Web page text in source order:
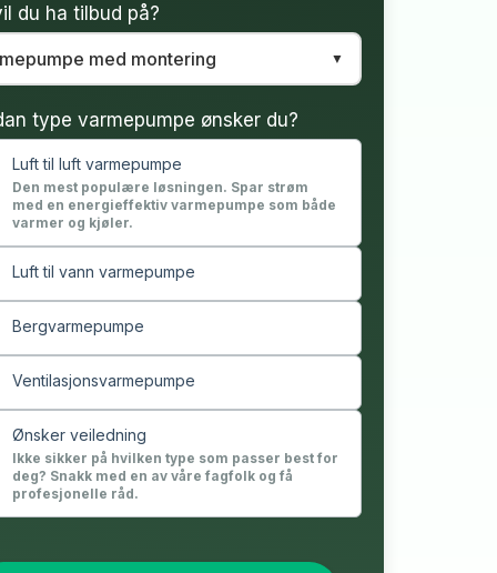
du ha tilbud på?
type varmepumpe ønsker du?
Luft til luft varmepumpe
Den mest populære løsningen. Spar strøm
med en energieffektiv varmepumpe som både
varmer og kjøler.
Luft til vann varmepumpe
Bergvarmepumpe
Ventilasjonsvarmepumpe
Ønsker veiledning
Ikke sikker på hvilken type som passer best for
deg? Snakk med en av våre fagfolk og få
profesjonelle råd.